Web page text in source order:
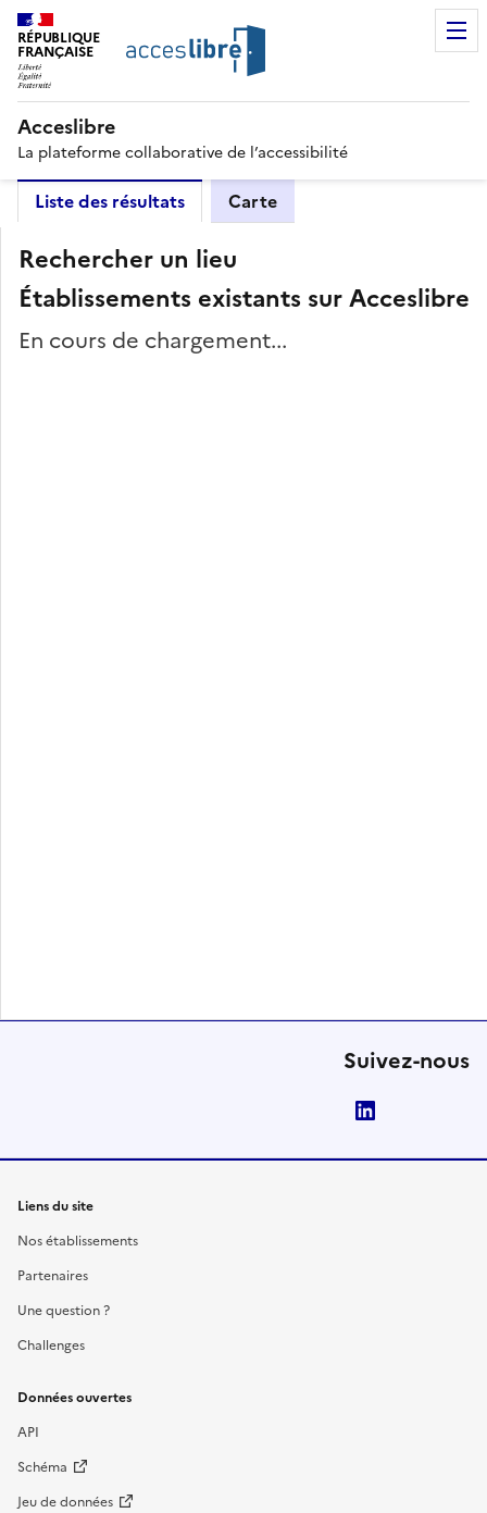
RÉPUBLIQUE
FRANÇAISE
Acceslibre
La plateforme collaborative de l’accessibilité
Liste des résultats Carte
Rechercher un lieu
Établissements existants sur Acceslibre
En cours de chargement...
Suivez-nous
Liens du site
Nos établissements
Partenaires
Une question ?
Challenges
Données ouvertes
API
Schéma
Jeu de données